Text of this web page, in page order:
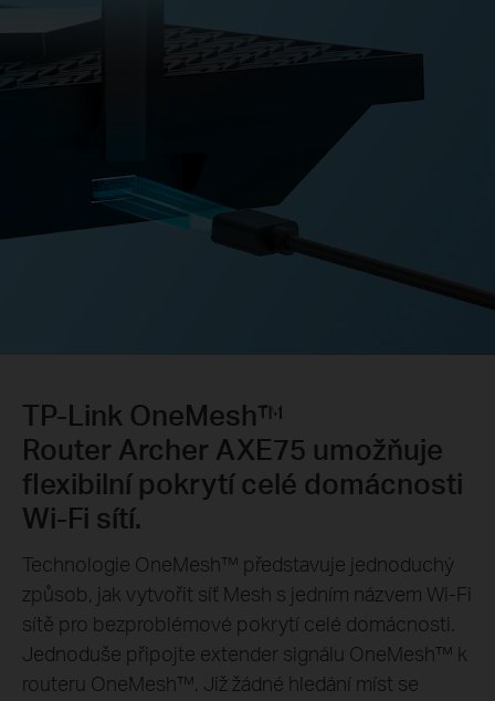
TP-Link OneMesh™
Router Archer AXE75 umožňuje
flexibilní pokrytí celé domácnosti
Wi-Fi sítí.
Technologie OneMesh™ představuje jednoduchý
způsob, jak vytvořit síť Mesh s jedním názvem Wi-Fi
sítě pro bezproblémové pokrytí celé domácnosti.
Jednoduše připojte extender signálu OneMesh™ k
routeru OneMesh™. Již žádné hledání míst se